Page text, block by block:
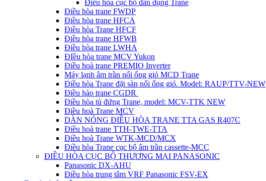
Điều hòa cục bộ dân dụng Trane
Điều hòa trane FWDP
Điều hòa trane HFCA
Điều hòa Trane HFCF
Điều hòa trane HFWB
Điều hòa trane LWHA
ĐIều hòa trane MCV Yukon
Điều hoà trane PREMIO Inverter
Máy lạnh âm trần nối ống gió MCD Trane
Điều hòa Trane đặt sàn nối ống gió. Model: RAUP/TTV-NEW
Điều hào trane CGDR
Điều hòa tủ đứng Trane, model: MCV-TTK NEW
Điều hoà Trane MCV
DÀN NÓNG ĐIỀU HÒA TRANE TTA GAS R407C
Điều hoà trane TTH-TWE-TTA
Điều hoà Trane WTK-MCD/MCX
Điều hòa Trane cục bộ âm trần cassette-MCC
ĐIỀU HÒA CỤC BỘ THƯƠNG MẠI PANASONIC
Panasonic DX-AHU
Điều hòa trung tâm VRF Panasonic FSV-EX